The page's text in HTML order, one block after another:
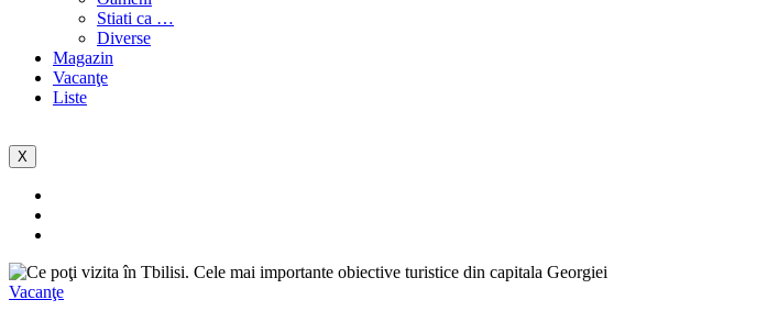
Stiati ca …
Diverse
Magazin
Vacanţe
Liste
X
Vacanţe